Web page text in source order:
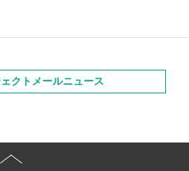
クトメールニュース